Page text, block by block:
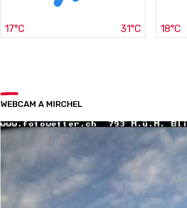
17°C 31°C 18°C
WEBCAM A MIRCHEL